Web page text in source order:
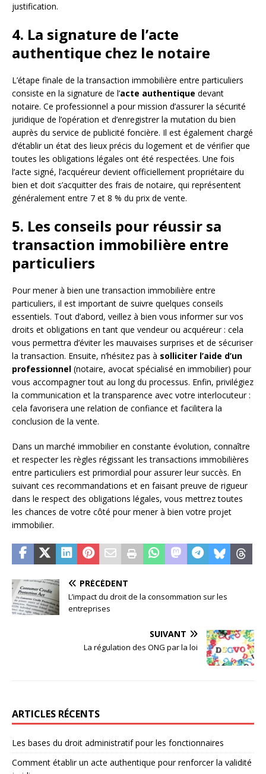
justification.
4. La signature de l’acte
authentique chez le notaire
L’étape finale de la transaction immobilière entre particuliers
consiste en la signature de l’acte authentique devant
notaire. Ce professionnel a pour mission d’assurer la sécurité
juridique de l’opération et d’enregistrer la mutation du bien
auprès du service de publicité foncière. Il est également chargé
d’établir un état des lieux précis du logement et de vérifier que
toutes les obligations légales ont été respectées. Une fois
l’acte signé, l’acquéreur devient officiellement propriétaire du
bien et doit s’acquitter des frais de notaire, qui représentent
généralement entre 7 et 8 % du prix de vente.
5. Les conseils pour réussir sa
transaction immobilière entre
particuliers
Pour mener à bien une transaction immobilière entre
particuliers, il est important de suivre quelques conseils
essentiels. Tout d’abord, veillez à bien vous informer sur vos
droits et obligations en tant que vendeur ou acquéreur : cela
vous permettra d’éviter les mauvaises surprises et de sécuriser
la transaction. Ensuite, n’hésitez pas à solliciter l’aide d’un
professionnel (notaire, avocat spécialisé en immobilier) pour
vous accompagner tout au long du processus. Enfin, privilégiez
la communication et la transparence avec votre interlocuteur :
cela favorisera une relation de confiance et facilitera la
conclusion de la vente.
Dans un marché immobilier en constante évolution, connaître
et respecter les règles régissant les transactions immobilières
entre particuliers est primordial pour assurer leur succès. En
suivant ces recommandations et en faisant preuve de rigueur
dans le respect des obligations légales, vous mettrez toutes
les chances de votre côté pour mener à bien votre projet
immobilier.
PRÉCÉDENT
L’impact du droit de la consommation sur les
entreprises
SUIVANT
La régulation des ONG par la loi
ARTICLES RÉCENTS
Les bases du droit administratif pour les fonctionnaires
Comment établir un acte authentique pour renforcer la validité